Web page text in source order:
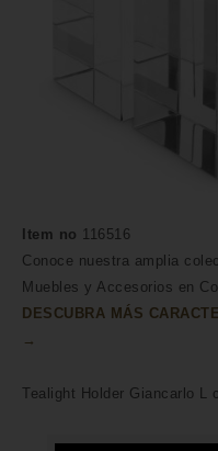
Item no 116516
Conoce nuestra amplia
Muebles y Accesorios en
DESCUBRA MÁS
→
Tealight Holder Giancarlo